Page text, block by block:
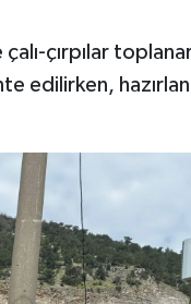
çırpılar
edilirken,